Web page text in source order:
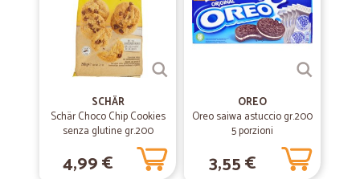
SCHÄR
Schär Choco Chip Cookies
senza glutine gr.200
4,99 €
OREO
Oreo saiwa astuccio gr.200
5 porzioni
3,55 €